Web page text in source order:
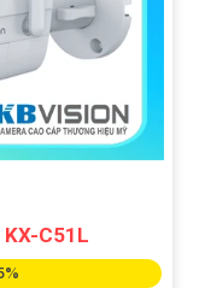
KX-C51L